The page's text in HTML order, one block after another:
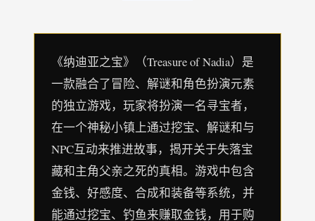
《纳迪亚之宝》（Treasure of Nadia）是
一款融合了冒险、解谜和角色扮演元素
的独立游戏，玩家将扮演一名寻宝者，
在一个神秘小镇上通过挖宝、解谜和与
NPC互动来推进故事，揭开关于失落宝
藏和主角父亲之死的真相。游戏中包含
金钱、好感度、合成和装备等系统，并
能通过挖宝、钓鱼来赚取金钱，用于购